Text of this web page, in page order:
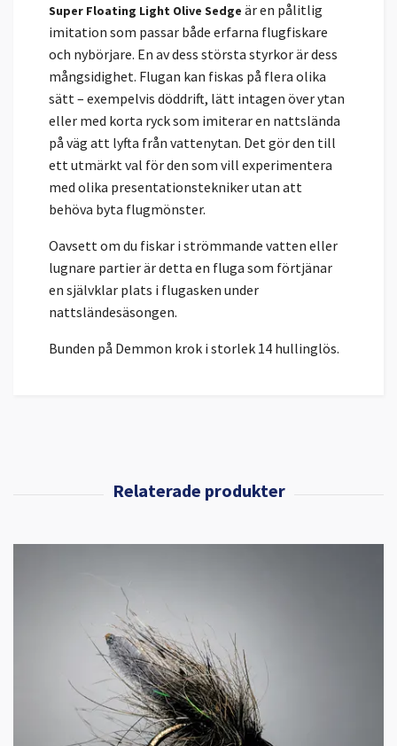
Super Floating Light Olive Sedge är en pålitlig
imitation som passar både erfarna flugfiskare
och nybörjare. En av dess största styrkor är dess
mångsidighet. Flugan kan fiskas på flera olika
sätt – exempelvis döddrift, lätt intagen över ytan
eller med korta ryck som imiterar en nattslända
på väg att lyfta från vattenytan. Det gör den till
ett utmärkt val för den som vill experimentera
med olika presentationstekniker utan att
behöva byta flugmönster.
Oavsett om du fiskar i strömmande vatten eller
lugnare partier är detta en fluga som förtjänar
en självklar plats i flugasken under
nattsländesäsongen.
Bunden på Demmon krok i storlek 14 hullinglös.